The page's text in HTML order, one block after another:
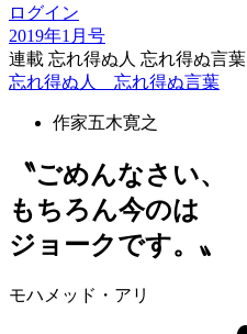
ログイン
2019年1月号
連載 忘れ得ぬ人 忘れ得ぬ言葉
忘れ得ぬ人 忘れ得ぬ言葉
作家五木寛之
〝ごめんなさい、
もちろん今のは
ジョークです。〟
モハメッド・アリ